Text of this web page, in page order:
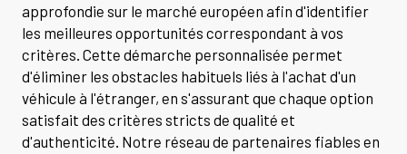
approfondie sur le marché européen afin d'identifier
les meilleures opportunités correspondant à vos
critères. Cette démarche personnalisée permet
d'éliminer les obstacles habituels liés à l'achat d'un
véhicule à l'étranger, en s'assurant que chaque option
satisfait des critères stricts de qualité et
d'authenticité. Notre réseau de partenaires fiables en